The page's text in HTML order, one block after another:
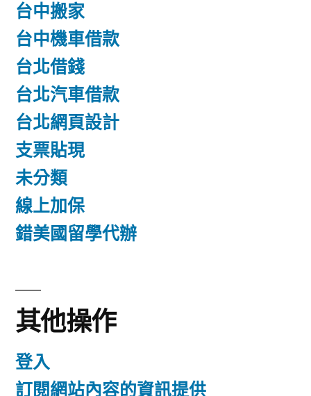
台中搬家
台中機車借款
台北借錢
台北汽車借款
台北網頁設計
支票貼現
未分類
線上加保
錯美國留學代辦
其他操作
登入
訂閱網站內容的資訊提供